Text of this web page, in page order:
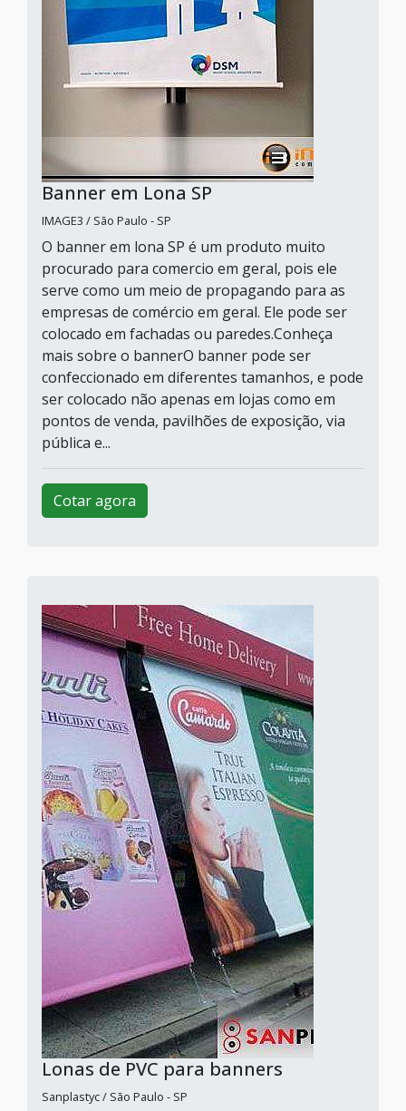
Banner em Lona SP
IMAGE3 / São Paulo - SP
O banner em lona SP é um produto muito
procurado para comercio em geral, pois ele
serve como um meio de propagando para as
empresas de comércio em geral. Ele pode ser
colocado em fachadas ou paredes.Conheça
mais sobre o bannerO banner pode ser
confeccionado em diferentes tamanhos, e pode
ser colocado não apenas em lojas como em
pontos de venda, pavilhões de exposição, via
pública e...
Cotar agora
Lonas de PVC para banners
Sanplastyc / São Paulo - SP